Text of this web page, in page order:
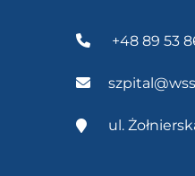
+48 89 53
ul.